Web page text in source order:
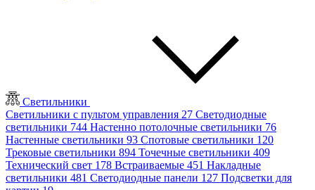
Светильники
Светильники с пультом управления 27 Светодиодные
светильники 744 Настенно потолочные светильники 76
Настенные светильники 93 Спотовые светильники 120
Трековые светильники 894 Точечные светильники 409
Технический свет 178 Встраиваемые 451 Накладные
светильники 481 Светодиодные панели 127 Подсветки для